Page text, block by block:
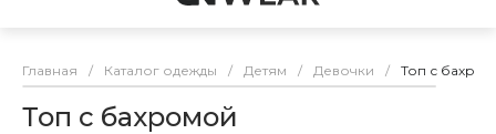
Главная / Каталог одежды / Детям / Девочки / Топ с
Топ с бахромой